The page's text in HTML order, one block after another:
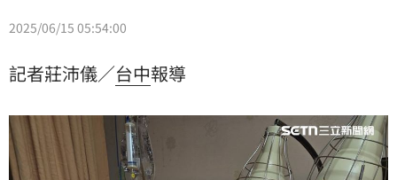
2025/06/15 05:54:00
記者莊沛儀／台中報導